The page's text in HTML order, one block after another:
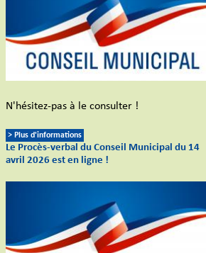
N'hésitez-pas à le consulter !
> Plus d'informations
Le Procès-verbal du Conseil Municipal du 14
avril 2026 est en ligne !